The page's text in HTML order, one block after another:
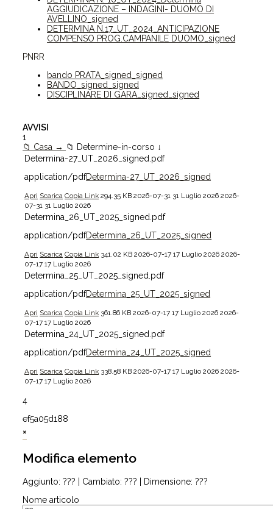
AGGIUDICAZIONE – INDAGINI- DUOMO DI
AVELLINO_signed
DETERMINA N.17_UT_2024_ANTICIPAZIONE
COMPENSO PROG.CAMPANILE DUOMO_signed
PNRR
bando PRATA_signed_signed
BANDO_signed_signed
DISCIPLINARE DI GARA_signed_signed
AVVISI
1
📁 Casa → 📁 Determine-in-corso ↓
Determina-27_UT_2026_signed.pdf
application/pdfDetermina-27_UT_2026_signed
Apri Scarica Copia Link 294.35 KB 2026-07-31 31 Luglio 2026 2026-
07-31 31 Luglio 2026
Determina_26_UT_2025_signed.pdf
application/pdfDetermina_26_UT_2025_signed
Apri Scarica Copia Link 341.02 KB 2026-07-17 17 Luglio 2026 2026-
07-17 17 Luglio 2026
Determina_25_UT_2025_signed.pdf
application/pdfDetermina_25_UT_2025_signed
Apri Scarica Copia Link 361.86 KB 2026-07-17 17 Luglio 2026 2026-
07-17 17 Luglio 2026
Determina_24_UT_2025_signed.pdf
application/pdfDetermina_24_UT_2025_signed
Apri Scarica Copia Link 338.58 KB 2026-07-17 17 Luglio 2026 2026-
07-17 17 Luglio 2026
4
ef5a05d188
×
Modifica elemento
Aggiunto:??? | Cambiato:??? | Dimensione:???
Nome articolo